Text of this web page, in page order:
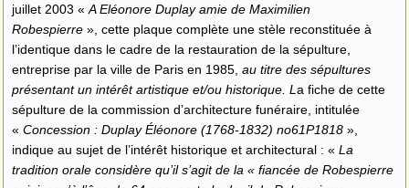
juillet 2003 « A Eléonore Duplay amie de Maximilien
Robespierre», cette plaque complète une stèle reconstituée à
l’identique dans le cadre de la restauration de la sépulture,
entreprise par la ville de Paris en 1985, au titre des sépultures
présentant un intérêt artistique et/ou historique. L a fiche de cette
sépulture de la commission d’architecture funéraire, intitulée
« Concession : Duplay Éléonore (1768-1832) no61P1818»,
indique au sujet de l’intérêt historique et architectural : « La
tradition orale considère qu’il s’agit de la « fiancée de Robespierre